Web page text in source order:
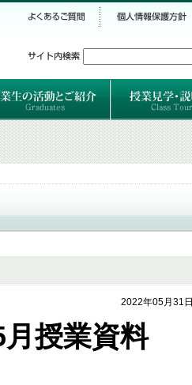
生のご紹介
生の活動
2022年05月31日
授業資料